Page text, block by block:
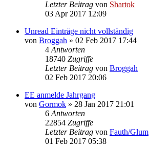
Letzter Beitrag von Shartok
03 Apr 2017 12:09
Unread Einträge nicht vollständig
von Broggah » 02 Feb 2017 17:44
4 Antworten
18740 Zugriffe
Letzter Beitrag von Broggah
02 Feb 2017 20:06
EE anmelde Jahrgang
von Gormok » 28 Jan 2017 21:01
6 Antworten
22854 Zugriffe
Letzter Beitrag von Fauth/Glum
01 Feb 2017 05:38